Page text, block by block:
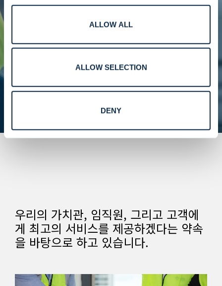
ALLOW ALL
ALLOW SELECTION
DENY
는 예방 및 교정 유지보수.
우리의 가치관, 임직원, 그리고 고객에
게 최고의 서비스를 제공하겠다는 약속
을 바탕으로 하고 있습니다.